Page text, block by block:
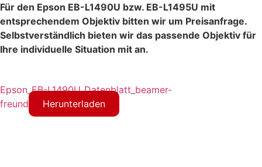
Für den Epson EB-L1490U bzw. EB-L1495U mit
entsprechendem Objektiv bitten wir um Preisanfrage.
Selbstverständlich bieten wir das passende Objektiv für
Ihre individuelle Situation mit an.
Epson_EB-L1490U_Datenblatt_beamer-
freund
Herunterladen